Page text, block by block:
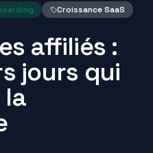
Croissance SaaS
affiliés :
jours qui